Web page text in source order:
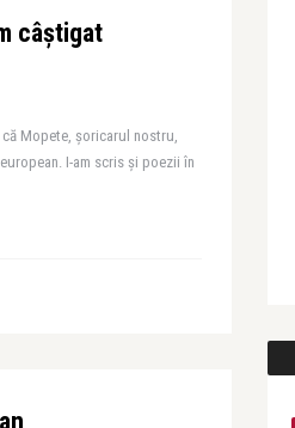
câștigat
Mopete, șoricarul nostru,
I-am scris și poezii în